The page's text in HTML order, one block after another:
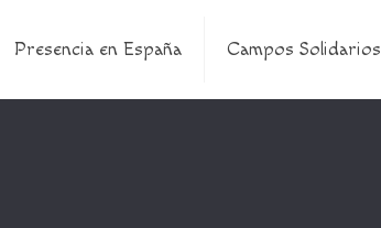
Presencia en España Campos Solidarios